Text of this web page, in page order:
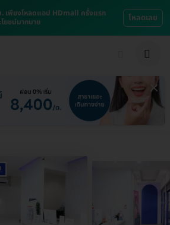
เพียงโหลดแอป HDmall ครั้งแรก
ยชน์มากมาย
โหลดเลย